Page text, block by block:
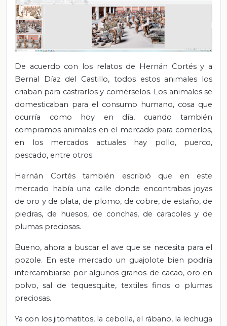
De acuerdo con los relatos de Hernán Cortés y a
Bernal Díaz del Castillo, todos estos animales los
criaban para castrarlos y comérselos. Los animales se
domesticaban para el consumo humano, cosa que
ocurría como hoy en día, cuando también
compramos animales en el mercado para comerlos,
en los mercados actuales hay pollo, puerco,
pescado, entre otros.
Hernán Cortés también escribió que en este
mercado había una calle donde encontrabas joyas
de oro y de plata, de plomo, de cobre, de estaño, de
piedras, de huesos, de conchas, de caracoles y de
plumas preciosas.
Bueno, ahora a buscar el ave que se necesita para el
pozole. En este mercado un guajolote bien podría
intercambiarse por algunos granos de cacao, oro en
polvo, sal de tequesquite, textiles finos o plumas
preciosas.
Ya con los jitomatitos, la cebolla, el rábano, la lechuga